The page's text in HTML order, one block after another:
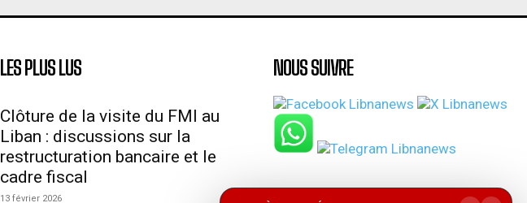
LES PLUS LUS
Clôture de la visite du FMI au
Liban : discussions sur la
restructuration bancaire et le
cadre fiscal
13 février 2026
NOUS SUIVRE